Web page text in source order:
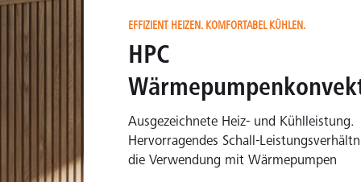
EFFIZIENT HEIZEN. KOMFORTABEL KÜHLEN.
HPC
Ausgezeichnete Heiz- und Kühlleistung.
Hervorragendes Schall-
die Verwendung mit Wärmepumpen